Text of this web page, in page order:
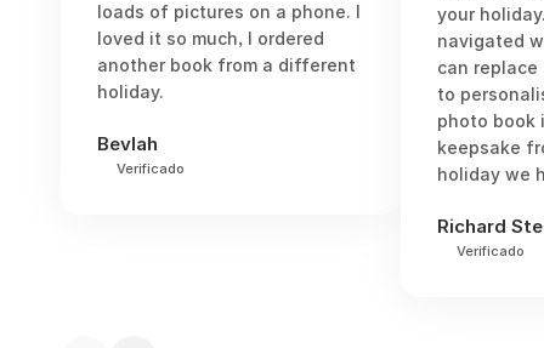
loads of pictures on a phone. I
loved it so much, I ordered
another book from a different
holiday.
Bevlah
Verificado
your
navigated
can
to
photo book
keepsake
holiday we
Richard
Verificado